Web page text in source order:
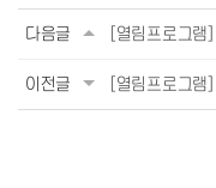
다음글
이전글